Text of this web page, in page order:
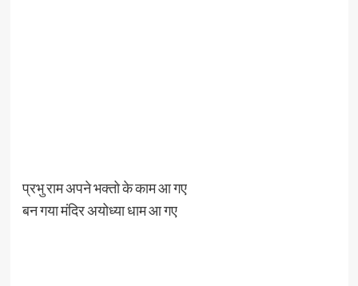
प्रभु राम अपने भक्तो के काम आ गए
बन गया मंदिर अयोध्या धाम आ गए